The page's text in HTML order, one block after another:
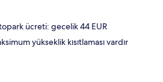
ücreti: gecelik 44 EUR
yükseklik kısıtlaması vardır